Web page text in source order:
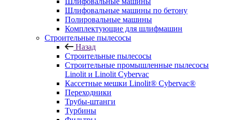
Шлифовальные машины по бетону
Полировальные машины
Комплектующие для шлифмашин
Строительные пылесосы
Назад
Строительные пылесосы
Строительные промышленные пылесосы
Linolit и Linolit Cybervac
Кассетные мешки Linolit® Cybervac®
Переходники
Трубы-штанги
Турбины